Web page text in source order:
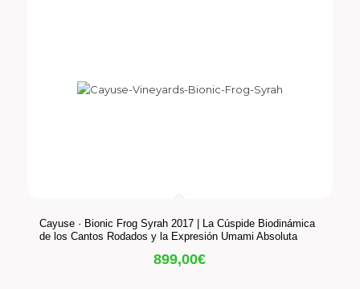
Cayuse · Bionic Frog Syrah 2017 | La Cúspide Biodinámica
de los Cantos Rodados y la Expresión Umami Absoluta
899,00€